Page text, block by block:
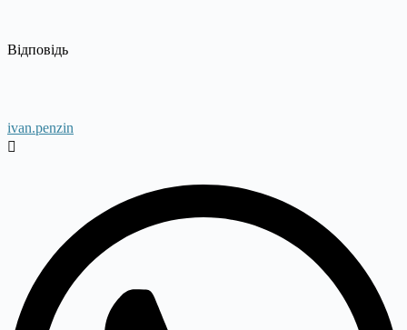
Відповідь
ivan.penzin